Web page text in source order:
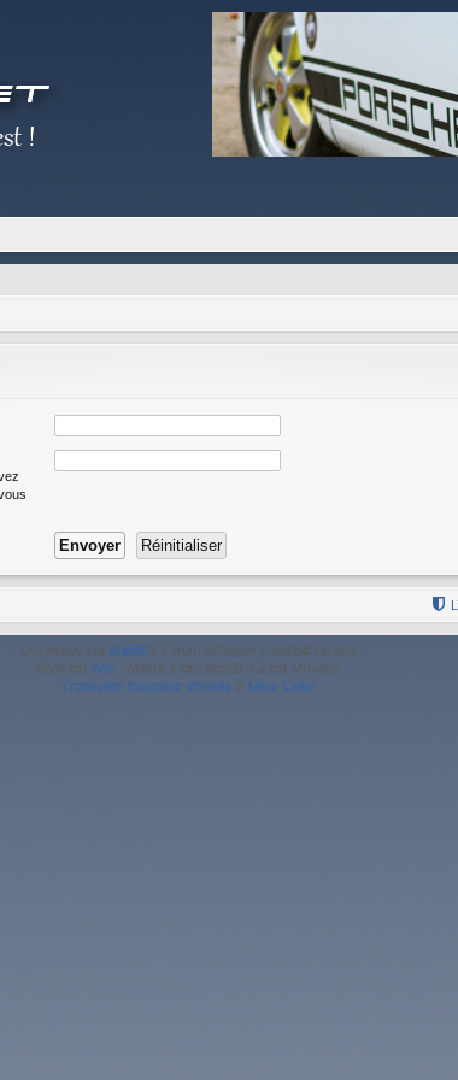
Développé par phpBB ® Forum Software © phpBB Limited
Style par Arty - Mettre à jour phpBB 3.2 par MrGaby
Traduction française officielle © Miles Cellar